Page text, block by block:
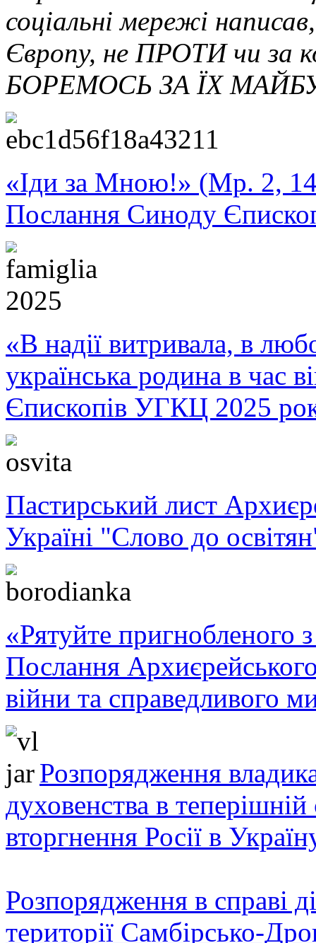
соціальні мережі
Європу, не ПРОТИ чи за
БОРЕМОСЬ ЗА ЇХ
«Іди за Мною!» (Мр. 2,
Послання Синоду
«В надії витривала, в
українська родина в час
Єпископів УГКЦ 2025
Пастирський лист
Україні "Слово до
«Рятуйте пригнобленого
Послання
війни та справедливого
Розпорядження
духовенства в теперішній
вторгнення Росії в
Розпорядження в справі
території Самбірсько-